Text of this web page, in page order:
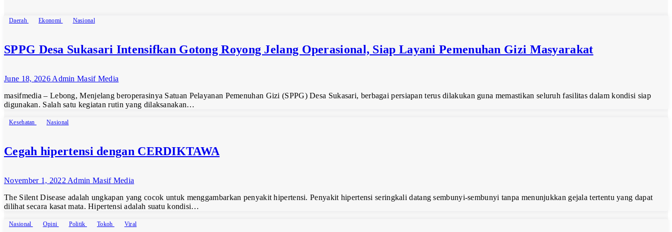
Daerah Ekonomi Nasional
SPPG Desa Sukasari Intensifkan Gotong Royong Jelang Operasional, Siap Layani Pemenuhan Gizi Masyarakat
June 18, 2026 Admin Masif Media
masifmedia – Lebong, Menjelang beroperasinya Satuan Pelayanan Pemenuhan Gizi (SPPG) Desa Sukasari, berbagai persiapan terus dilakukan guna memastikan seluruh fasilitas dalam kondisi siap
digunakan. Salah satu kegiatan rutin yang dilaksanakan…
Kesehatan Nasional
Cegah hipertensi dengan CERDIKTAWA
November 1, 2022 Admin Masif Media
The Silent Disease adalah ungkapan yang cocok untuk menggambarkan penyakit hipertensi. Penyakit hipertensi seringkali datang sembunyi-sembunyi tanpa menunjukkan gejala tertentu yang dapat
dilihat secara kasat mata. Hipertensi adalah suatu kondisi…
Nasional Opini Politik Tokoh Viral